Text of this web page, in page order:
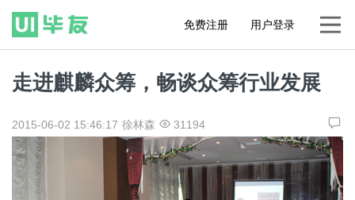
免费注册 用户登录
走进麒麟众筹，畅谈众筹行业发展
2015-06-02 15:46:17 徐林森 31194